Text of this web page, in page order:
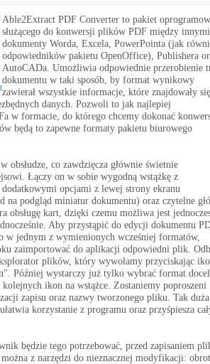
Able2Extract PDF Converter to pakiet
służącego do konwersji plików PDF między
dokumenty Worda, Excela, PowerPointa (jak
odpowiedników pakietu OpenOffice), Publishera
AutoCADa. Umożliwia odpowiednie przerobienie
dokumentu w taki sposób, by format wynikowy
zawierał wszystkie informacje, które znajdowały
danych. Pozwoli to jak najlepiej
w formacie, do którego chcemy dokonać
będą to zapewne formaty pakietu biurowego
obsłudze, co zawdzięcza głównie świetnie
Łączy on w sobie wygodną wstążkę z
opcjami z lewej strony ekranu
na podgląd miniatur dokumentu) oraz czytelne
obsługę kart, dzięki czemu możliwa jest
Aby przystąpić do edycji dokumentu
w jednym z wymienionych wcześniej formatów,
zaimportować do aplikacji odpowiedni plik.
plików, który wywołamy przyciskając
Później wystarczy już tylko wybrać format
ikon na wstążce. Zostaniemy poproszeni
zapisu oraz nazwy tworzonego pliku. Tak duża
korzystanie z programu oraz przyśpiesza
będzie tego potrzebować, przed zapisaniem
z narzędzi do nieznacznej modyfikacji: